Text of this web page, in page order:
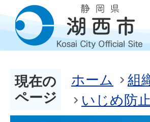
現在の
ページ
ホーム 組
いじめ防